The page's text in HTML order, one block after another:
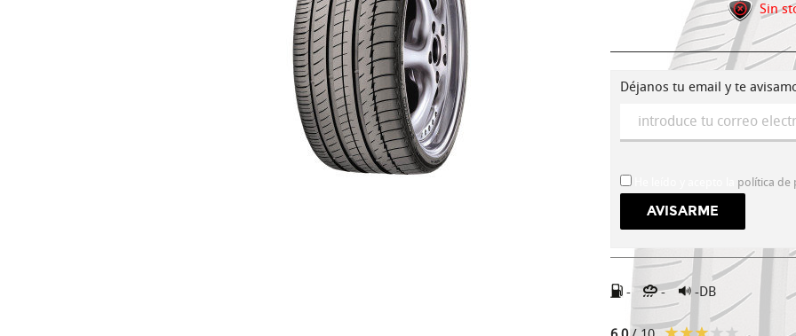
Sin
Déjanos tu email y te
política de
- - -DB